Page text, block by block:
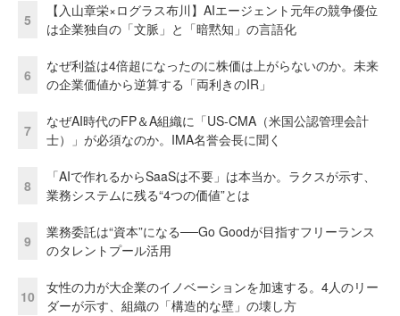
5
【入山章栄×ログラス布川】AIエージェント元年の競争優位
は企業独自の「文脈」と「暗黙知」の言語化
6
なぜ利益は4倍超になったのに株価は上がらないのか。未来
の企業価値から逆算する「両利きのIR」
7
なぜAI時代のFP＆A組織に「US-CMA（米国公認管理会計
士）」が必須なのか。IMA名誉会長に聞く
8
「AIで作れるからSaaSは不要」は本当か。ラクスが示す、
業務システムに残る“4つの価値”とは
9
業務委託は“資本”になる──Go Goodが目指すフリーランス
のタレントプール活用
10
女性の力が大企業のイノベーションを加速する。4人のリー
ダーが示す、組織の「構造的な壁」の壊し方